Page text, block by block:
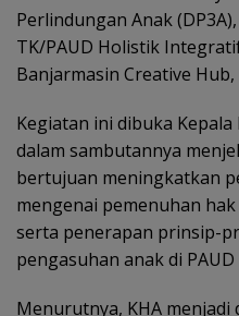
Perlindungan Anak
TK/PAUD Holistik
Banjarmasin Creative Hub,
Kegiatan ini dibuka
dalam sambutannya
bertujuan meningkatkan
mengenai pemenuhan
serta penerapan prinsip-
pengasuhan anak di
Menurutnya, KHA